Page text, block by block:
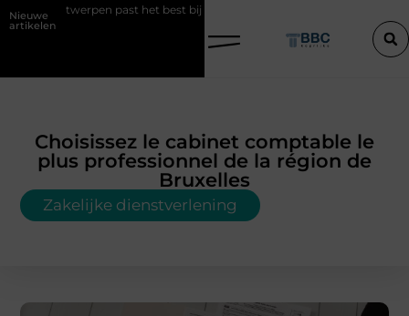
Nieuwe
artikelen
het best bij uw situatie? Een konijn met pit en waarom RaBBiT
Choisissez le cabinet comptable le
plus professionnel de la région de
Bruxelles
Zakelijke dienstverlening